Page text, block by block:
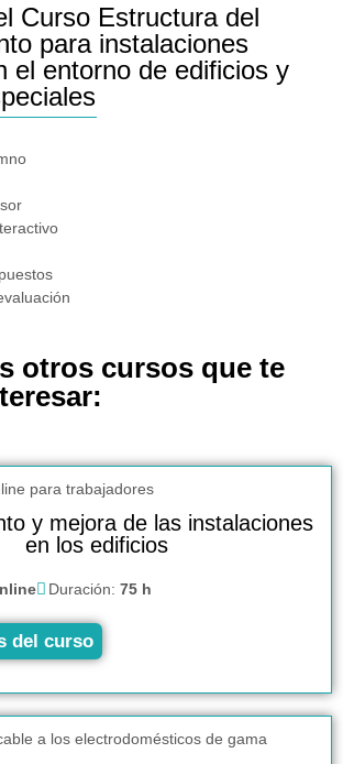
Curso Estructura del
para instalaciones
el entorno de edificios y
otros cursos que te
y mejora de las instalaciones
en los edificios
Duración: 75 h
del curso